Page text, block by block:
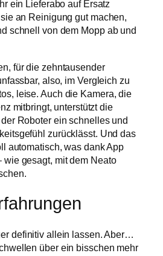
ein Lieferabo auf Ersatz
an Reinigung gut machen,
schnell von dem Mopp ab und
für die zehntausender
also, im Vergleich zu
leise. Auch die Kamera, die
mitbringt, unterstützt die
Roboter ein schnelles und
zurücklässt. Und das
automatisch, was dank App
wie gesagt, mit dem Neato
definitiv allein lassen. Aber…
über ein bisschen mehr